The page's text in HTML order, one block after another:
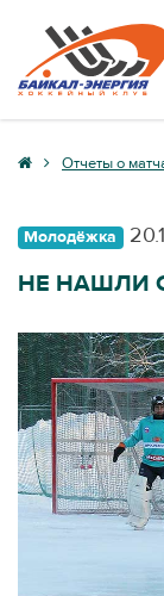
Клуб
Вход
Отчеты о
Молодёжка
НЕ НАШЛИ